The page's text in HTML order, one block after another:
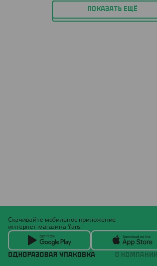
ПОКАЗАТЬ ЕЩЁ
ОДНОРАЗОВАЯ УПАКОВКА О КОМПАНИИ
Скачивайте мобильное приложение
интернет-магазина Yans